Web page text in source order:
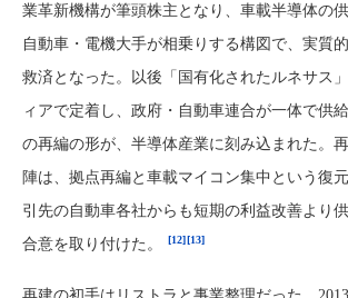
業革新機構が筆頭株主となり、車載半導体の
自動車・電機大手が相乗りする構図で、実質
救済となった。以後「国有化されたルネサス
ィアで定着し、政府・自動車連合が一体で供
の再編の形が、半導体産業に刻み込まれた。
陣は、拠点再編と車載マイコン集中という復
引先の自動車各社からも短期の利益改善より
合意を取り付けた。
[12][13]